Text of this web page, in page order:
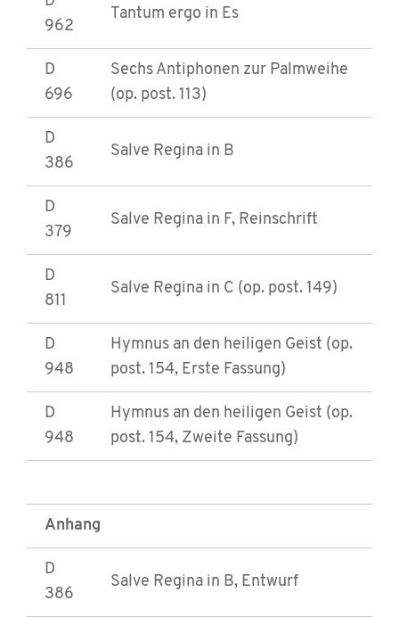
962
Tantum ergo in Es
D
696
Sechs Antiphonen zur Palmweihe
(op. post. 113)
D
386
Salve Regina in B
D
379
Salve Regina in F, Reinschrift
D
811
Salve Regina in C (op. post. 149)
D
948
Hymnus an den heiligen Geist (op.
post. 154, Erste Fassung)
D
948
Hymnus an den heiligen Geist (op.
post. 154, Zweite Fassung)
Anhang
D
386
Salve Regina in B, Entwurf